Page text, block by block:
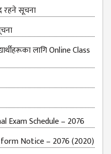
रहने सूचना
लागि Online Class
Exam Schedule – 2076
form Notice – 2076 (2020)